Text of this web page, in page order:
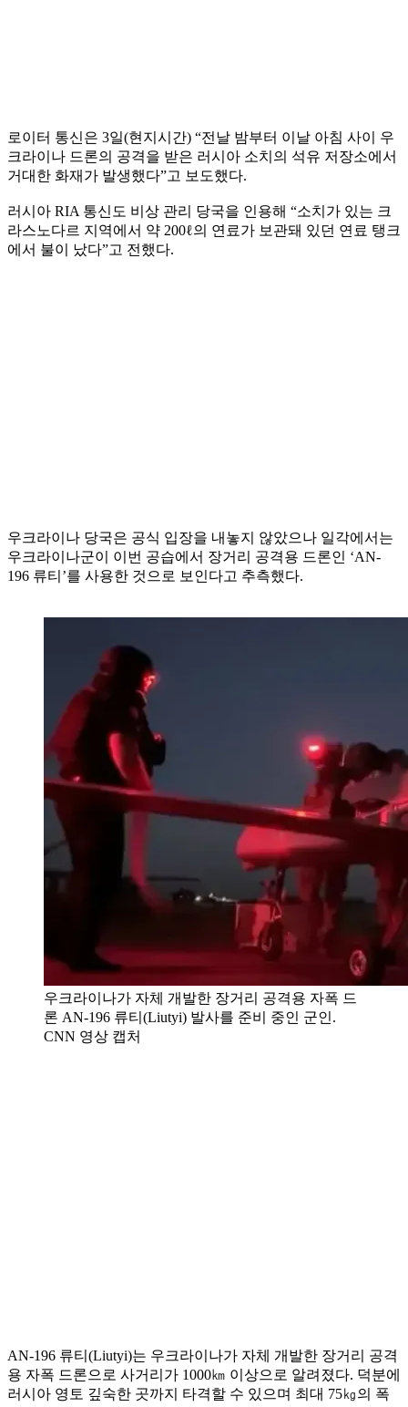
로이터 통신은 3일(현지시간) “전날 밤부터 이날 아침 사이 우
크라이나 드론의 공격을 받은 러시아 소치의 석유 저장소에서
거대한 화재가 발생했다”고 보도했다.
러시아 RIA 통신도 비상 관리 당국을 인용해 “소치가 있는 크
라스노다르 지역에서 약 200ℓ의 연료가 보관돼 있던 연료 탱크
에서 불이 났다”고 전했다.
우크라이나 당국은 공식 입장을 내놓지 않았으나 일각에서는
우크라이나군이 이번 공습에서 장거리 공격용 드론인 ‘AN-
196 류티’를 사용한 것으로 보인다고 추측했다.
우크라이나가 자체 개발한 장거리 공격용 자폭 드
론 AN-196 류티(Liutyi) 발사를 준비 중인 군인.
CNN 영상 캡처
AN-196 류티(Liutyi)는 우크라이나가 자체 개발한 장거리 공격
용 자폭 드론으로 사거리가 1000㎞ 이상으로 알려졌다. 덕분에
러시아 영토 깊숙한 곳까지 타격할 수 있으며 최대 75㎏의 폭